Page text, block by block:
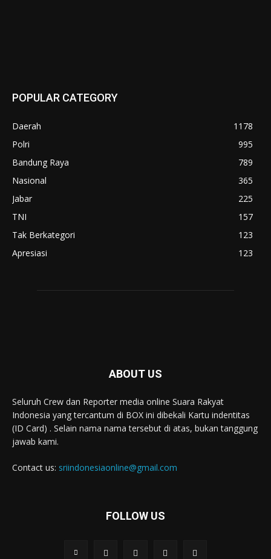
POPULAR CATEGORY
Daerah
1178
Polri
995
Bandung Raya
789
Nasional
365
Jabar
225
TNI
157
Tak Berkategori
123
Apresiasi
123
ABOUT US
Seluruh Crew dan Reporter media online Suara Rakyat
Indonesia yang tercantum di BOX ini dibekali Kartu indentitas
(ID Card) . Selain nama nama tersebut di atas, bukan tanggung
jawab kami.
Contact us: sriindonesiaonline@gmail.com
FOLLOW US